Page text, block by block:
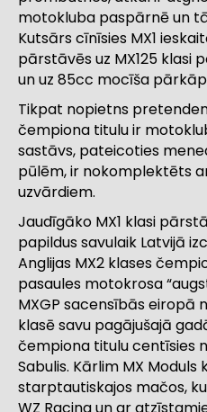
motokluba paspārnē un
Kutsārs cīnīsies MX1
pārstāvēs uz MX125 klasi
un uz 85cc mocīša
Tikpat nopietns
čempiona titulu ir
sastāvs, pateicoties
pūlēm, ir nokomplektēts
uzvārdiem.
Jaudīgāko MX1 klasi
papildus savulaik Latvijā
Anglijas MX2 klases
pasaules motokrosa
MXGP sacensībās eiropā
klasē savu pagājušajā
čempiona titulu centīsies
Sabulis. Kārlim MX
starptautiskajos mačos,